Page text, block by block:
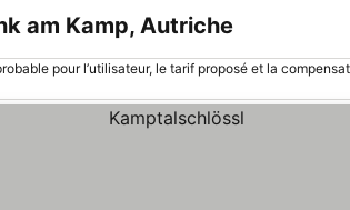
am Kamp, Autriche
pour l’utilisateur, le tarif proposé et la